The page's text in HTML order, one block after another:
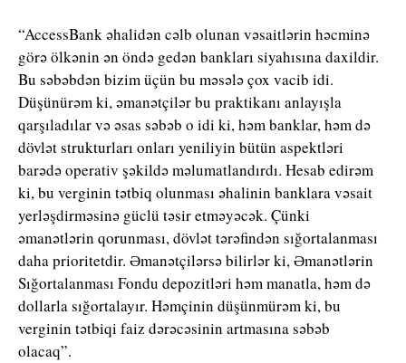
“AccessBank əhalidən cəlb olunan vəsaitlərin həcminə
görə ölkənin ən öndə gedən bankları siyahısına daxildir.
Bu səbəbdən bizim üçün bu məsələ çox vacib idi.
Düşünürəm ki, əmanətçilər bu praktikanı anlayışla
qarşıladılar və əsas səbəb o idi ki, həm banklar, həm də
dövlət strukturları onları yeniliyin bütün aspektləri
barədə operativ şəkildə məlumatlandırdı. Hesab edirəm
ki, bu verginin tətbiq olunması əhalinin banklara vəsait
yerləşdirməsinə güclü təsir etməyəcək. Çünki
əmanətlərin qorunması, dövlət tərəfindən sığortalanması
daha prioritetdir. Əmanətçilərsə bilirlər ki, Əmanətlərin
Sığortalanması Fondu depozitləri həm manatla, həm də
dollarla sığortalayır. Həmçinin düşünmürəm ki, bu
verginin tətbiqi faiz dərəcəsinin artmasına səbəb
olacaq”.